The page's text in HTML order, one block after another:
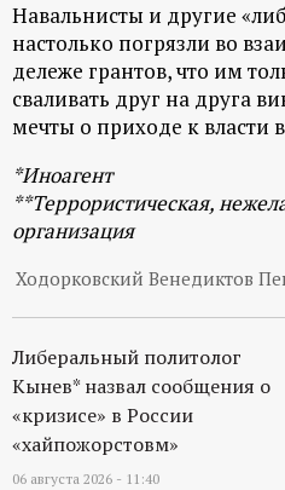
п
о
р
т
а
л
Навальнисты и другие
настолько погрязли во
дележе грантов, что им
сваливать друг на друга
мечты о приходе к власти
*Иноагент
**Террористическая,
организация
Ходорковский Венедиктов
Либеральный политолог
Кынев* назвал сообщения о
«кризисе» в России
«хайпожорстовм»
06 августа 2026 - 11:40